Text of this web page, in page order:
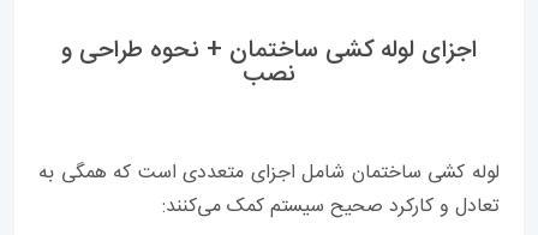
اجزای لوله کشی ساختمان + نحوه طراحی و
نصب
لوله کشی ساختمان شامل اجزای متعددی است که همگی به
تعادل و کارکرد صحیح سیستم کمک می‌کنند: